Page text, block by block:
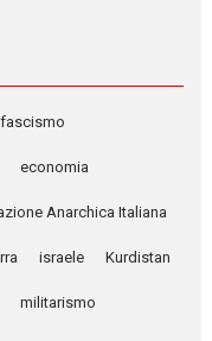
economia
Anarchica Italiana
israele Kurdistan
militarismo